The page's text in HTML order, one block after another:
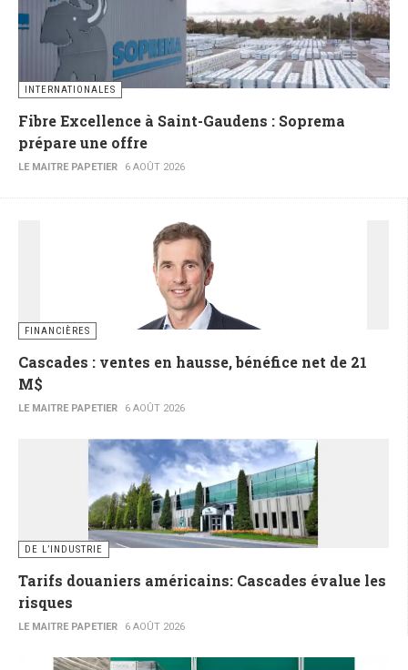
INTERNATIONALES
Fibre Excellence à Saint-Gaudens : Soprema
prépare une offre
LE MAITRE PAPETIER 6 AOÛT 2026
FINANCIÈRES
Cascades : ventes en hausse, bénéfice net de 21
M$
LE MAITRE PAPETIER 6 AOÛT 2026
DE L’INDUSTRIE
Tarifs douaniers américains: Cascades évalue les
risques
LE MAITRE PAPETIER 6 AOÛT 2026